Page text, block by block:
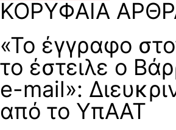
ΚΟΡΥΦΑΙΑ
«Το έγγραφο
το έστειλε ο
e-mail»:
από το ΥπΑΑΤ